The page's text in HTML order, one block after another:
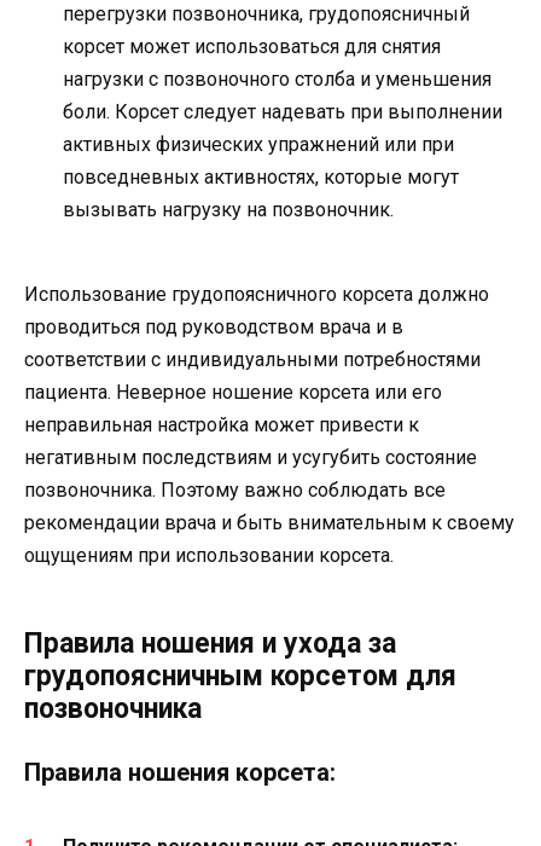
перегрузки позвоночника, грудопоясничный
корсет может использоваться для снятия
нагрузки с позвоночного столба и уменьшения
боли. Корсет следует надевать при выполнении
активных физических упражнений или при
повседневных активностях, которые могут
вызывать нагрузку на позвоночник.
Использование грудопоясничного корсета должно
проводиться под руководством врача и в
соответствии с индивидуальными потребностями
пациента. Неверное ношение корсета или его
неправильная настройка может привести к
негативным последствиям и усугубить состояние
позвоночника. Поэтому важно соблюдать все
рекомендации врача и быть внимательным к своему
ощущениям при использовании корсета.
Правила ношения и ухода за
грудопоясничным корсетом для
позвоночника
Правила ношения корсета: